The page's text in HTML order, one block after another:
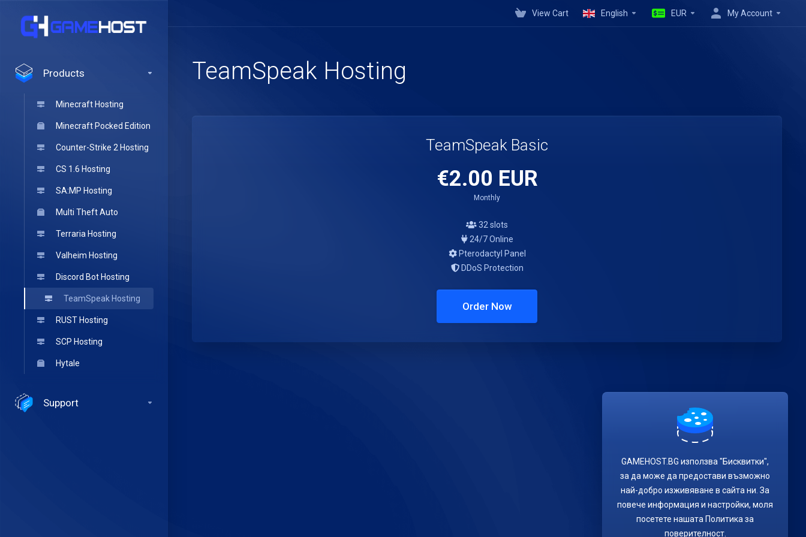
Products
Minecraft Hosting
Minecraft Pocked Edition
Counter-Strike 2 Hosting
CS 1.6 Hosting
SA:MP Hosting
Multi Theft Auto
Terraria Hosting
Valheim Hosting
Discord Bot Hosting
TeamSpeak Hosting
RUST Hosting
SCP Hosting
Hytale
Support
View Cart English EUR My Account
TeamSpeak Hosting
TeamSpeak Basic
€2.00 EUR
Monthly
32 slots
24/7 Online
Pterodactyl Panel
DDoS Protection
Order Now
GAMEHOST.BG използва "Бисквитки",
за да може да предостави възможно
най-добро изживяване в сайта ни. За
повече информация и настройки, моля
посетете нашата Политика за
поверителност.